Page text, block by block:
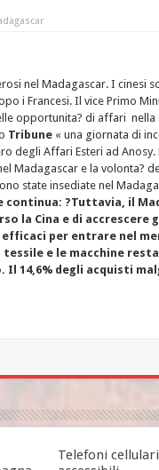
nel Madagascar. I cinesi
i Francesi. Il vice Primo
opportunita? di affari nella
Tribune « una giornata di
degli Affari Esteri ad Anosy.
Madagascar e la volonta?
state insediate nel
continua: ?Tuttavia, il
la Cina e di accrescere
per entrare nel
e le macchine
14,6% degli acquisti
Telefoni